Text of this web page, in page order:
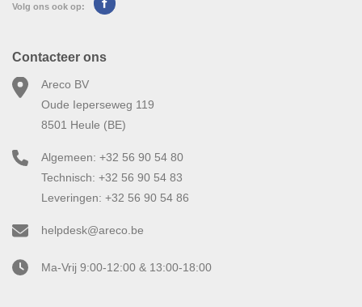
Volg ons ook op:
Contacteer ons
Areco BV
Oude Ieperseweg 119
8501 Heule (BE)
Algemeen: +32 56 90 54 80
Technisch: +32 56 90 54 83
Leveringen: +32 56 90 54 86
helpdesk@areco.be
Ma-Vrij 9:00-12:00 & 13:00-18:00